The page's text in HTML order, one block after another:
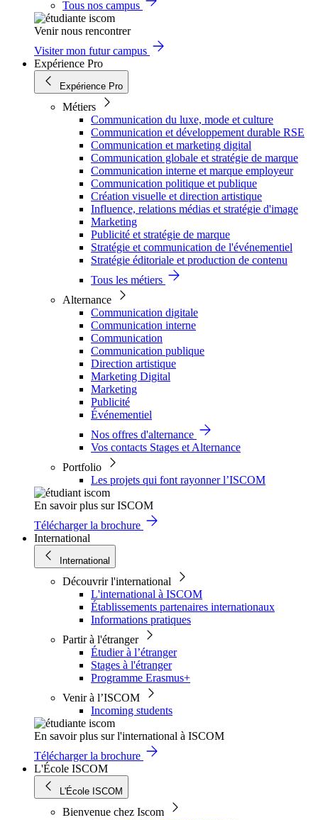
Tous nos campus
Venir nous rencontrer
Visiter mon futur campus
Expérience Pro
Expérience Pro
Métiers
Communication du luxe, mode et culture
Communication et développement durable RSE
Communication et marketing digital
Communication globale et stratégie de marque
Communication interne et marque employeur
Communication politique et publique
Création visuelle et direction artistique
Influence, relations médias et stratégie d'image
Marketing
Publicité et stratégie de marque
Stratégie et communication de l'événementiel
Stratégie éditoriale et production de contenu
Tous les métiers
Alternance
Communication digitale
Communication interne
Communication
Communication publique
Direction artistique
Marketing Digital
Marketing
Publicité
Événementiel
Nos offres d'alternance
Vos contacts Stages et Alternance
Portfolio
Les projets qui font rayonner l’ISCOM
En savoir plus sur ISCOM
Télécharger la brochure
International
International
Découvrir l'international
L'international à ISCOM
Établissements partenaires internationaux
Informations pratiques
Partir à l'étranger
Étudier à l’étranger
Stages à l'étranger
Programme Erasmus+
Venir à l’ISCOM
Incoming students
En savoir plus sur l'international à ISCOM
Télécharger la brochure
L'École ISCOM
L'École ISCOM
Bienvenue chez Iscom